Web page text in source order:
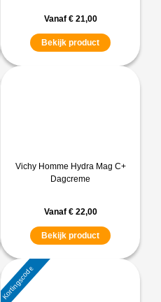
Vanaf €21,00
Bekijk product
Vichy Homme Hydra Mag C+
Dagcreme
Vanaf €22,00
Bekijk product
Kortingscode